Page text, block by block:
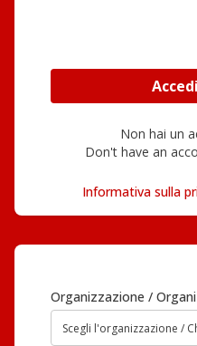
Non hai un
Don't have an
Informativa sulla
Organizzazione /